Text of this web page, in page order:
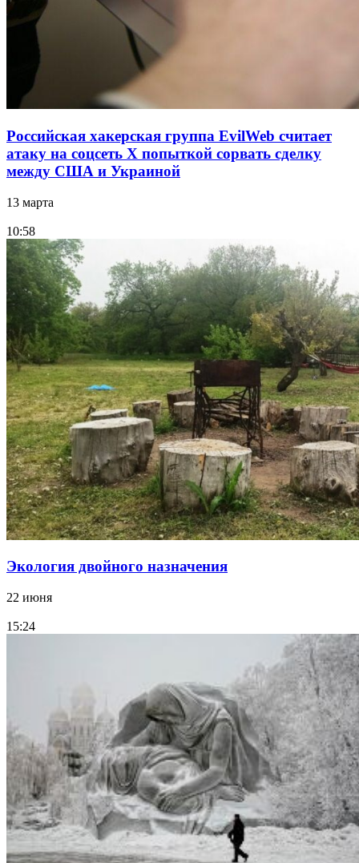
Российская хакерская группа EvilWeb считает
атаку на соцсеть Х попыткой сорвать сделку
между США и Украиной
13 марта
10:58
Экология двойного назначения
22 июня
15:24